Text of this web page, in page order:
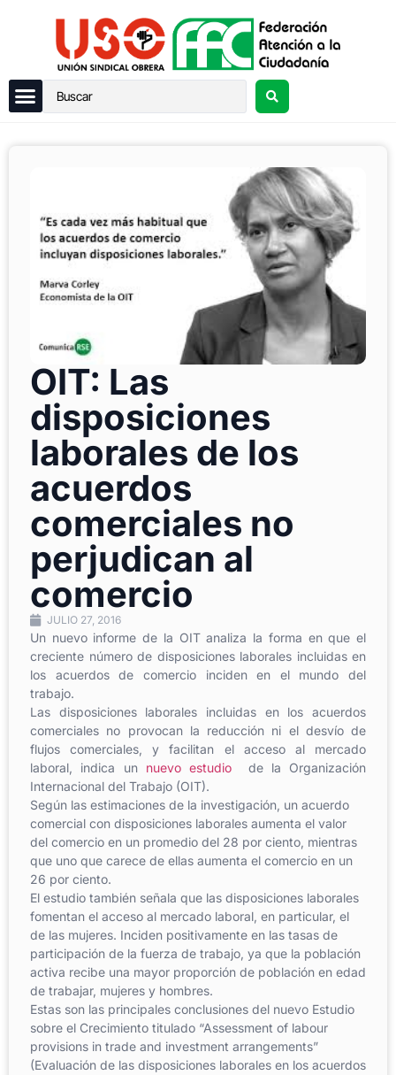
OIT: Las
disposiciones
laborales de los
acuerdos
comerciales no
perjudican al
comercio
JULIO 27, 2016
Un nuevo informe de la OIT analiza la forma en que el
creciente número de disposiciones laborales incluidas en
los acuerdos de comercio inciden en el mundo del
trabajo.
Las disposiciones laborales incluidas en los acuerdos
comerciales no provocan la reducción ni el desvío de
flujos comerciales, y facilitan el acceso al mercado
laboral, indica un nuevo estudio
de la Organización
Internacional del Trabajo (OIT).
Según las estimaciones de la investigación, un acuerdo
comercial con disposiciones laborales aumenta el valor
del comercio en un promedio del 28 por ciento, mientras
que uno que carece de ellas aumenta el comercio en un
26 por ciento.
El estudio también señala que las disposiciones laborales
fomentan el acceso al mercado laboral, en particular, el
de las mujeres. Inciden positivamente en las tasas de
participación de la fuerza de trabajo, ya que la población
activa recibe una mayor proporción de población en edad
de trabajar, mujeres y hombres.
Estas son las principales conclusiones del nuevo Estudio
sobre el Crecimiento titulado “Assessment of labour
provisions in trade and investment arrangements”
(Evaluación de las disposiciones laborales en los acuerdos